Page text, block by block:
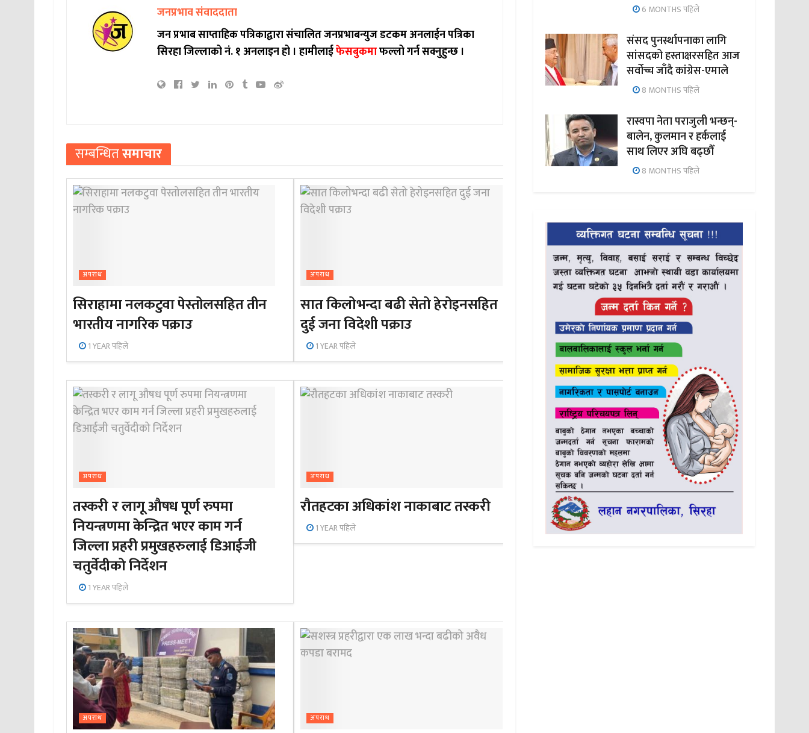
जनप्रभाव संवाददाता
जन प्रभाब साप्ताहिक पत्रिकाद्वारा संचालित जनप्रभाबन्युज डटकम अनलाईन पत्रिका
सिरहा जिल्लाको नं. १ अनलाइन हो ।हामीलाईफेसबुकमाफल्लो गर्न सक्नुहुन्छ ।
सम्बन्धितसमाचार
अपराध
सिराहामा नलकटुवा पेस्तोलसहित तीन
भारतीय नागरिक पक्राउ
1 YEAR पहिले
अपराध
सात किलोभन्दा बढी सेतो हेरोइनसहित
दुई जना विदेशी पक्राउ
1 YEAR पहिले
अपराध
तस्करी र लागू औषध पूर्ण रुपमा
नियन्त्रणमा केन्द्रित भएर काम गर्न
जिल्ला प्रहरी प्रमुखहरुलाई डिआईजी
चतुर्वेदीको निर्देशन
1 YEAR पहिले
अपराध
रौतहटका अधिकांश नाकाबाट तस्करी
1 YEAR पहिले
अपराध अपराध
6 MONTHS पहिले
संसद पुनर्स्थापनाका लागि
सांसदको हस्ताक्षरसहित आज
सर्वोच्च जाँदै कांग्रेस-एमाले
8 MONTHS पहिले
रास्वपा नेता पराजुली भन्छन्-
बालेन, कुलमान र हर्कलाई
साथ लिएर अघि बढ्छौँ
8 MONTHS पहिले